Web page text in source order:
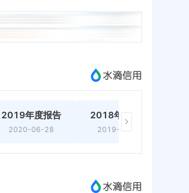
2019年度报告
2020-06-28
2018年度报告
2019-03-22